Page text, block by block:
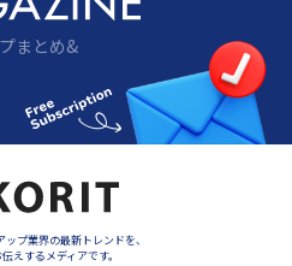
まとめ&
プ業界の最新トレンドを、
えするメディアです。